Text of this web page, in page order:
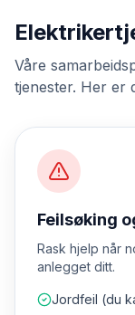
Våre
tjenester. Her er
Feilsøking
Rask hjelp når
anlegget ditt.
Jordfeil (du